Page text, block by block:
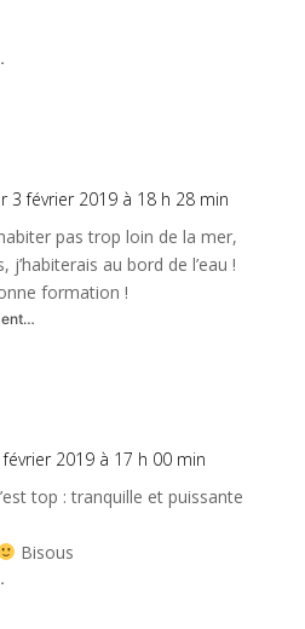
3 février 2019 à 18 h 28 min
habiter pas trop loin de la mer,
j’habiterais au bord de l’eau !
formation !
2019 à 17 h 00 min
top : tranquille et puissante
Bisous